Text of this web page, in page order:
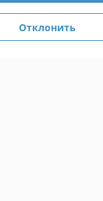
Отклонить